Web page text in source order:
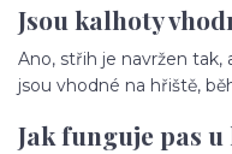
Jsou kalhoty
Ano, střih je navržen tak,
jsou vhodné na hřiště,
Jak funguje pas